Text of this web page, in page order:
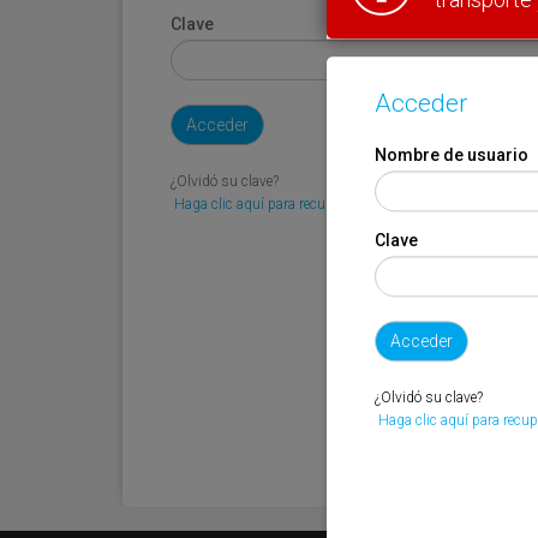
Clave
¿Olvidó su clave?
Haga clic aquí para recuperarla.
Acceder
Nombre de usuario
Clave
¿Olvidó su clave?
Haga clic aquí para